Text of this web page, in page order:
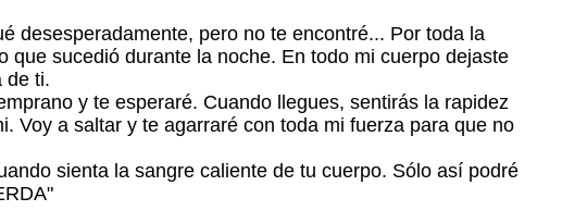
desesperadamente, pero no te encontré... Por toda la
que sucedió durante la noche. En todo mi cuerpo dejaste
de ti.
y te esperaré. Cuando llegues, sentirás la rapidez
Voy a saltar y te agarraré con toda mi fuerza para que no
sienta la sangre caliente de tu cuerpo. Sólo así podré